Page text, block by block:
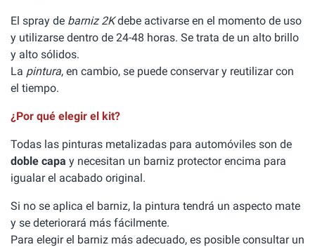
El spray de barniz 2Kdebe activarse en el momento de uso
y utilizarse dentro de 24-48 horas. Se trata de un alto brillo
y alto sólidos.
La pintura, en cambio, se puede conservar y reutilizar con
el tiempo.
¿Por qué elegir el kit?
Todas las pinturas metalizadas para automóviles son de
doble capa y necesitan un barniz protector encima para
igualar el acabado original.
Si no se aplica el barniz, la pintura tendrá un aspecto mate
y se deteriorará más fácilmente.
Para elegir el barniz más adecuado, es posible consultar un